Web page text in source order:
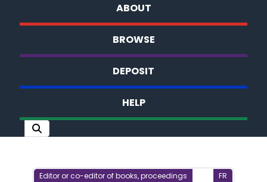
ABOUT
BROWSE
DEPOSIT
HELP
Editor or co-editor of books, proceedings FR